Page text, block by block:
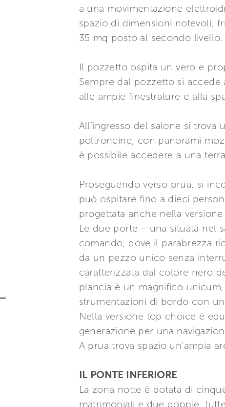
a una movimentazione
spazio di dimensioni notevoli,
35 mq posto al secondo livello.
Il pozzetto ospita un vero e
Sempre dal pozzetto si accede
alle ampie finestrature e alla
All’ingresso del salone si trova
poltroncine, con panorami
è possibile accedere a una
Proseguendo verso prua, si
può ospitare fino a dieci
progettata anche nella
Le due porte – una situata nel
comando, dove il parabrezza
da un pezzo unico senza
caratterizzata dal colore nero
plancia è un magnifico
strumentazioni di bordo con
Nella versione top choice è
generazione per una
A prua trova spazio un’ampia
IL PONTE INFERIORE
La zona notte è dotata di
matrimoniali e due doppie,